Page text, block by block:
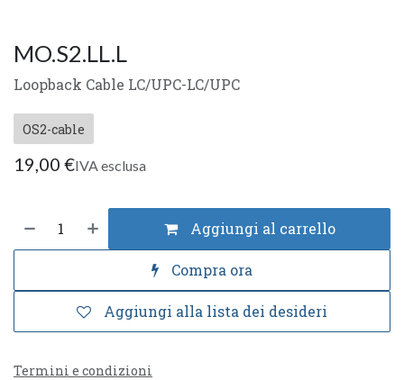
MO.S2.LL.L
Loopback Cable LC/UPC-LC/UPC
OS2-cable
19,00 €IVA esclusa
Aggiungi al carrello
Compra ora
Aggiungi alla lista dei desideri
Termini e condizioni